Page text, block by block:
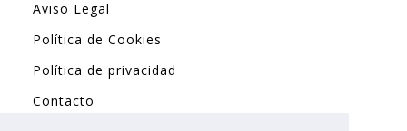
Aviso Legal
Política de Cookies
Política de privacidad
Contacto